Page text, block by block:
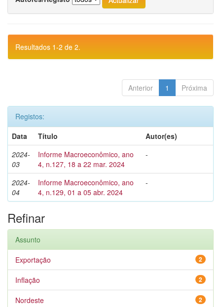
Resultados 1-2 de 2.
Anterior 1 Próxima
Registos:
Data
Título
Autor(es)
2024-
03
Informe Macroeconômico, ano
4, n.127, 18 a 22 mar. 2024
-
2024-
04
Informe Macroeconômico, ano
4, n.129, 01 a 05 abr. 2024
-
Refinar
Assunto
2
Exportação
2
Inflação
2
Nordeste